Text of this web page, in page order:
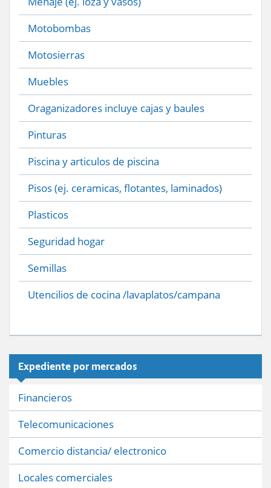
Motobombas
Motosierras
Muebles
Oraganizadores incluye cajas y baules
Pinturas
Piscina y articulos de piscina
Pisos (ej. ceramicas, flotantes, laminados)
Plasticos
Seguridad hogar
Semillas
Utencilios de cocina /lavaplatos/campana
Expediente por mercados
Financieros
Telecomunicaciones
Comercio distancia/ electronico
Locales comerciales